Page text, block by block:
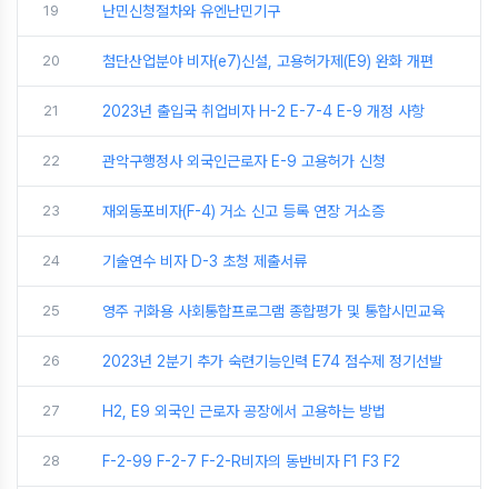
19 난민신청절차와 유엔난민기구
20 첨단산업분야 비자(e7)신설, 고용허가제(E9) 완화 개편
21 2023년 출입국 취업비자 H-2 E-7-4 E-9 개정 사항
22 관악구행정사 외국인근로자 E-9 고용허가 신청
23 재외동포비자(F-4) 거소 신고 등록 연장 거소증
24 기술연수 비자 D-3 초청 제출서류
25 영주 귀화용 사회통합프로그램 종합평가 및 통합시민교육
26 2023년 2분기 추가 숙련기능인력 E74 점수제 정기선발
27 H2, E9 외국인 근로자 공장에서 고용하는 방법
28 F-2-99 F-2-7 F-2-R비자의 동반비자 F1 F3 F2